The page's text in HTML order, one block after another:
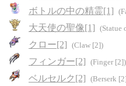
ボトルの中の精霊[1]
大天使の聖像[1] (Statue
クロー[2] (Claw [2])
フィンガー[2] (Finger [2])
ベルセルク[2] (Berserk